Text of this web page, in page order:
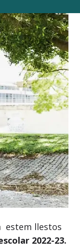
estem llestos
2022-23.